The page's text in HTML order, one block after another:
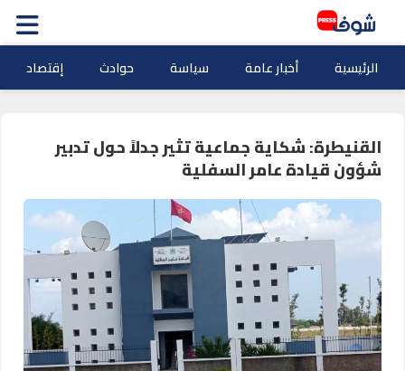
الرئيسية أخبار عامة سياسة حوادث إقتصاد
القنيطرة: شكاية جماعية تثير جدلاً حول تدبير
شؤون قيادة عامر السفلية